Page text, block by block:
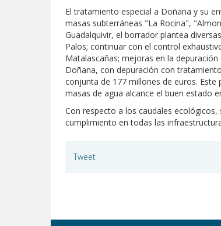
El tratamiento especial a Doñana y su
masas subterráneas "La Rocina",
Guadalquivir, el borrador plantea
Palos; continuar con el control
Matalascañas; mejoras en la
Doñana, con depuración con
conjunta de 177 millones de euros.
masas de agua alcance el buen estado
Con respecto a los caudales
cumplimiento en todas las
Tweet